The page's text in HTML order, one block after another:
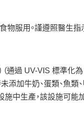
物服用。謹遵照醫生指
（通過 UV-VIS 標準化
添加牛奶、蛋類、魚類
施中生產，該設施可能